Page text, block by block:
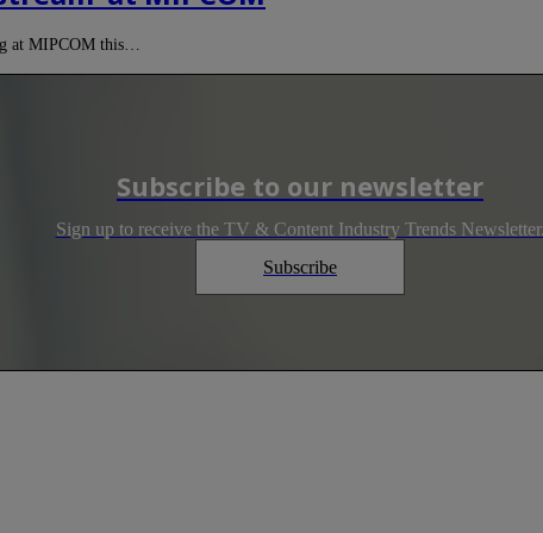
at MIPCOM this…
Subscribe to our newsletter
Sign up to receive the TV & Content Industry Trends
Subscribe